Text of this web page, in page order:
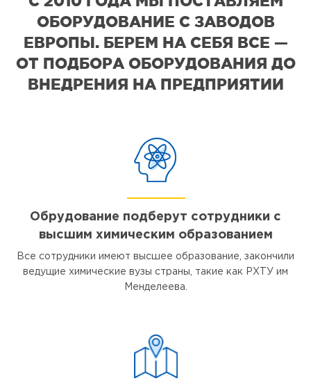
ОБОРУДОВАНИЕ С ЗАВОДОВ
ЕВРОПЫ. БЕРЕМ НА СЕБЯ ВСЕ —
ОТ ПОДБОРА ОБОРУДОВАНИЯ ДО
ВНЕДРЕНИЯ НА ПРЕДПРИЯТИИ
Обрудование подберут сотрудники с
высшим химическим образованием
Все сотрудники имеют высшее образование, закончили
ведущие химические вузы страны, такие как РХТУ им
Менделеева.